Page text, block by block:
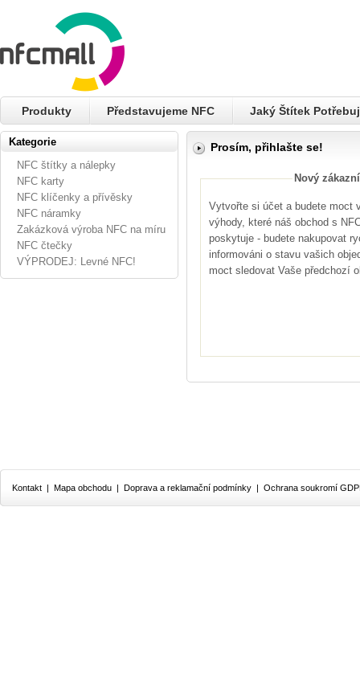
Produkty Představujeme NFC Jaký Štítek
Kategorie
NFC štítky a nálepky
NFC karty
NFC klíčenky a přívěsky
NFC náramky
Zakázková výroba NFC na míru
NFC čtečky
VÝPRODEJ: Levné NFC!
Prosím, přihlašte se!
Nový
Vytvořte si účet a budete moct
výhody, které náš obchod s
poskytuje - budete nakupovat
informováni o stavu vašich
moct sledovat Vaše předchozí
Kontakt | Mapa obchodu | Doprava a reklamační podmínky | Ochrana soukromí